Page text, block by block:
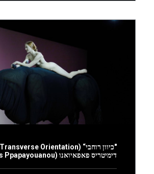
דימיטריס פאפאיואנו (Dimitris Ppapayouanou)